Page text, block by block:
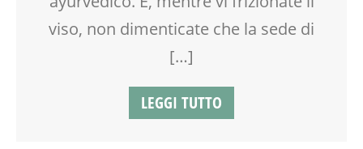
viso, non dimenticate che la sede di
[…]
LEGGI TUTTO